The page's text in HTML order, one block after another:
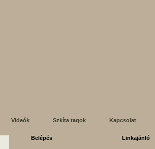
Videók Szkíta tagok Kapcsolat
Belépés Linkajánló